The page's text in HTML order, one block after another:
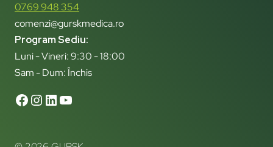
0769 948 354
comenzi@gurskmedica.ro
Program Sediu:
Luni - Vineri: 9:30 - 18:00
Sam - Dum: Închis